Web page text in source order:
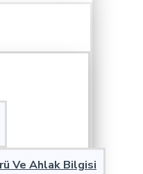
Ve Ahlak Bilgisi